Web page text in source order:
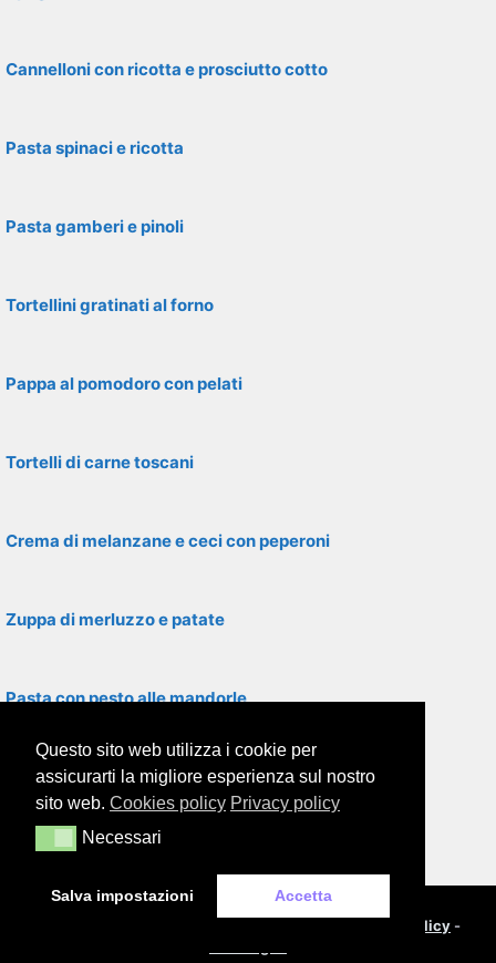
Cannelloni con ricotta e prosciutto cotto
Pasta spinaci e ricotta
Pasta gamberi e pinoli
Tortellini gratinati al forno
Pappa al pomodoro con pelati
Tortelli di carne toscani
Crema di melanzane e ceci con peperoni
Zuppa di merluzzo e patate
Pasta con pesto alle mandorle
Polenta con farina di mais
Pasta alla romanesca
Privacy policy -
Questo sito web utilizza i cookie per
assicurarti la migliore esperienza sul nostro
sito web. Cookies policy Privacy policy
NecessariNecessari
Salva impostazioni Accetta